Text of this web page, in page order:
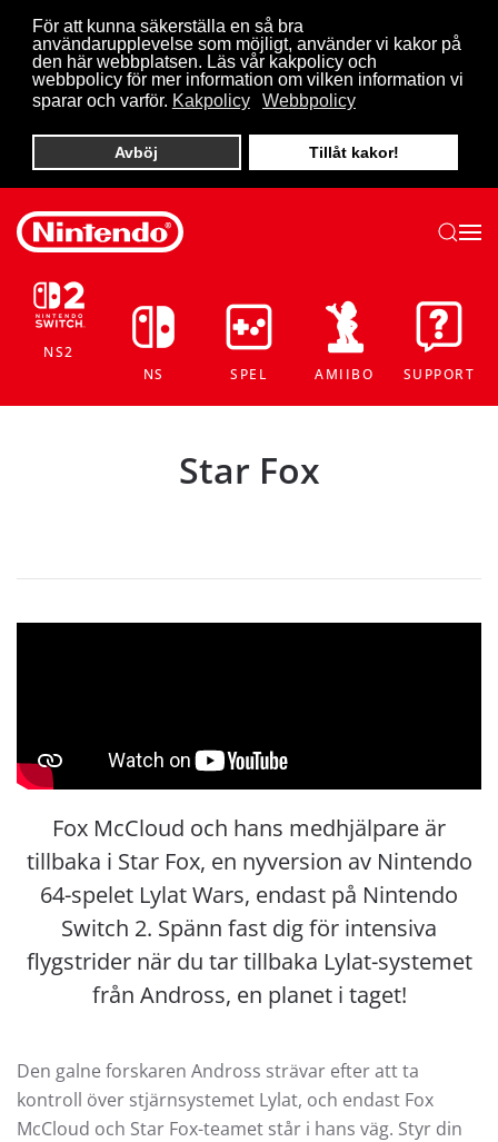
För att kunna säkerställa en så bra
användarupplevelse som möjligt, använder vi kakor på
den här webbplatsen. Läs vår kakpolicy och
webbpolicy för mer information om vilken information vi
sparar och varför. Kakpolicy Webbpolicy
Avböj Tillåt kakor!
Skip to main content
NS2
NS
SPEL AMIIBO SUPPORT
Star Fox
Fox McCloud och hans medhjälpare är
tillbaka i Star Fox, en nyversion av Nintendo
64-spelet Lylat Wars, endast på Nintendo
Switch 2. Spänn fast dig för intensiva
flygstrider när du tar tillbaka Lylat-systemet
från Andross, en planet i taget!
Den galne forskaren Andross strävar efter att ta
kontroll över stjärnsystemet Lylat, och endast Fox
McCloud och Star Fox-teamet står i hans väg. Styr din